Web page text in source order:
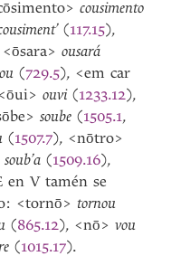
cousimento
(117.15),
ousará
(729.5), <em car
ouvi(1233.12),
soube(1505.1,
(1507.7), <nōtro>
soub’a (1509.16),
en V tamén se
<tornō>tornou
(865.12), <nō>vou
(1015.17).